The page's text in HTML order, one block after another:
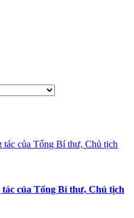
của Tổng Bí thư, Chủ tịch